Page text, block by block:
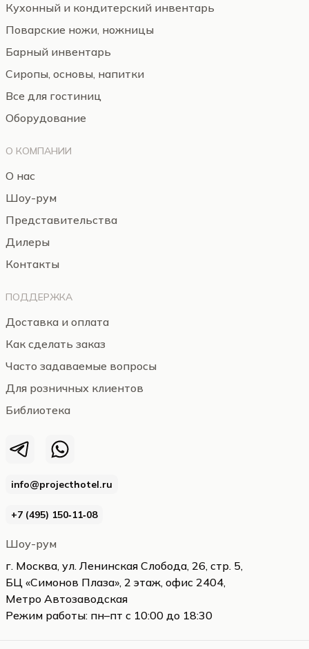
info@projecthotel.ru
+7 (495) 150‑11‑08
Шоу-рум
г. Москва, ул. Ленинская Слобода, 26, стр. 5,
БЦ «Симонов Плаза», 2 этаж, офис 2404,
Метро Автозаводская
Режим работы: пн–пт с 10:00 до 18:30
Кухонный и кондитерский инвентарь
Поварские ножи, ножницы
Барный инвентарь
Сиропы, основы, напитки
Все для гостиниц
Оборудование
О КОМПАНИИ
О нас
Шоу-рум
Представительства
Дилеры
Контакты
ПОДДЕРЖКА
Доставка и оплата
Как сделать заказ
Часто задаваемые вопросы
Для розничных клиентов
Библиотека